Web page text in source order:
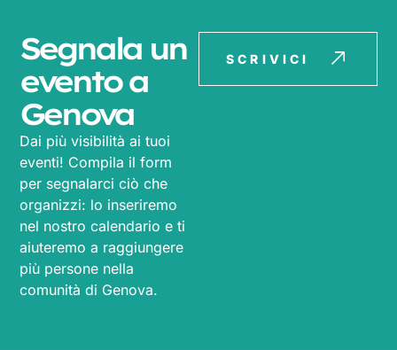
Segnala un
evento a
Genova
Dai più visibilità ai tuoi
eventi! Compila il form
per segnalarci ciò che
organizzi: lo inseriremo
nel nostro calendario e ti
aiuteremo a raggiungere
più persone nella
comunità di Genova.
SCRIVICI